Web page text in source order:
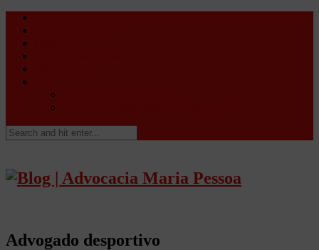
Advogado desportivo